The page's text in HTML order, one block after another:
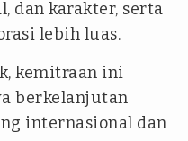
dan karakter, serta
lebih luas.
kemitraan ini
berkelanjutan
internasional dan